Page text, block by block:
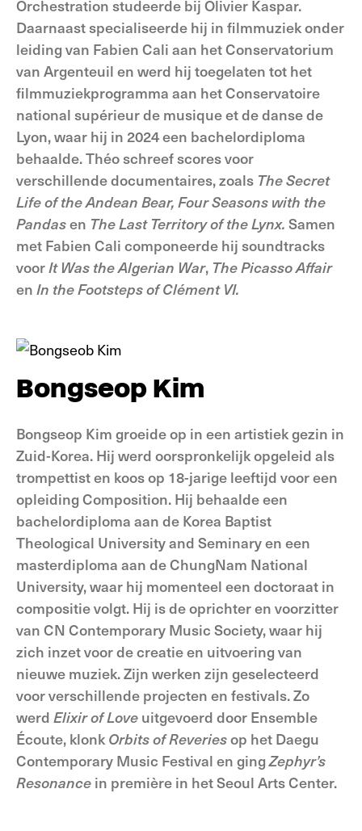
Orchestration studeerde bij Olivier Kaspar.
Daarnaast specialiseerde hij in filmmuziek onder
leiding van Fabien Cali aan het Conservatorium
van Argenteuil en werd hij toegelaten tot het
filmmuziekprogramma aan het Conservatoire
national supérieur de musique et de danse de
Lyon, waar hij in 2024 een bachelordiploma
behaalde. Théo schreef scores voor
verschillende documentaires, zoals The Secret
Life of the Andean Bear, Four Seasons with the
Pandasen The Last Territory of the Lynx. Samen
met Fabien Cali componeerde hij soundtracks
voorIt Was the Algerian War, The Picasso Affair
en In the Footsteps of Clément VI.
Bongseop Kim
Bongseop Kim groeide op in een artistiek gezin in
Zuid-Korea. Hij werd oorspronkelijk opgeleid als
trompettist en koos op 18-jarige leeftijd voor een
opleiding Composition. Hij behaalde een
bachelordiploma aan de Korea Baptist
Theological University and Seminary en een
masterdiploma aan de ChungNam National
University, waar hij momenteel een doctoraat in
compositie volgt. Hij is de oprichter en voorzitter
van CN Contemporary Music Society, waar hij
zich inzet voor de creatie en uitvoering van
nieuwe muziek. Zijn werken zijn geselecteerd
voor verschillende projecten en festivals. Zo
werd Elixir of Love uitgevoerd door Ensemble
Écoute, klonkOrbits of Reveriesop het Daegu
Contemporary Music Festival en gingZephyr’s
Resonance in première in het Seoul Arts Center.